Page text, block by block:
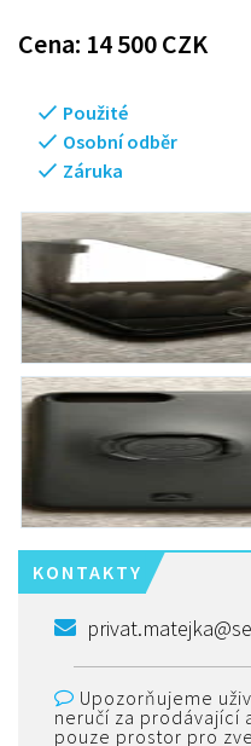
Cena: 14 500CZK
Použité
Osobní odběr
Záruka
KONTAKTY
Upozorňujeme
neručí za prodávající
pouze prostor pro